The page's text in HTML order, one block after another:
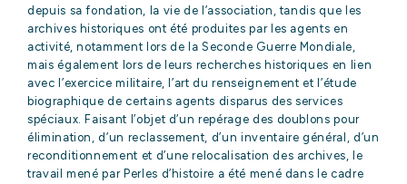
ACCUEIL
QUI
sommes-nous
?
depuis sa fondation, la vie de l’association, tandis que les
archives historiques ont été produites par les agents en
activité, notamment lors de la Seconde Guerre Mondiale,
mais également lors de leurs recherches historiques en lien
avec l’exercice militaire, l’art du renseignement et l’étude
biographique de certains agents disparus des services
spéciaux. Faisant l’objet d’un repérage des doublons pour
élimination, d’un reclassement, d’un inventaire général, d’un
reconditionnement et d’une relocalisation des archives, le
travail mené par Perles d’histoire a été mené dans le cadre